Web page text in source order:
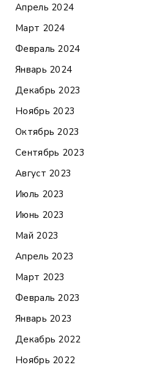
Апрель 2024
Март 2024
Февраль 2024
Январь 2024
Декабрь 2023
Ноябрь 2023
Октябрь 2023
Сентябрь 2023
Август 2023
Июль 2023
Июнь 2023
Май 2023
Апрель 2023
Март 2023
Февраль 2023
Январь 2023
Декабрь 2022
Ноябрь 2022